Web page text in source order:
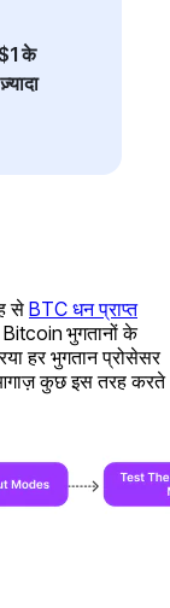
के
से BTC धन प्राप्त
भुगतानों के
हर भुगतान प्रोसेसर
आगाज़ कुछ इस तरह करते